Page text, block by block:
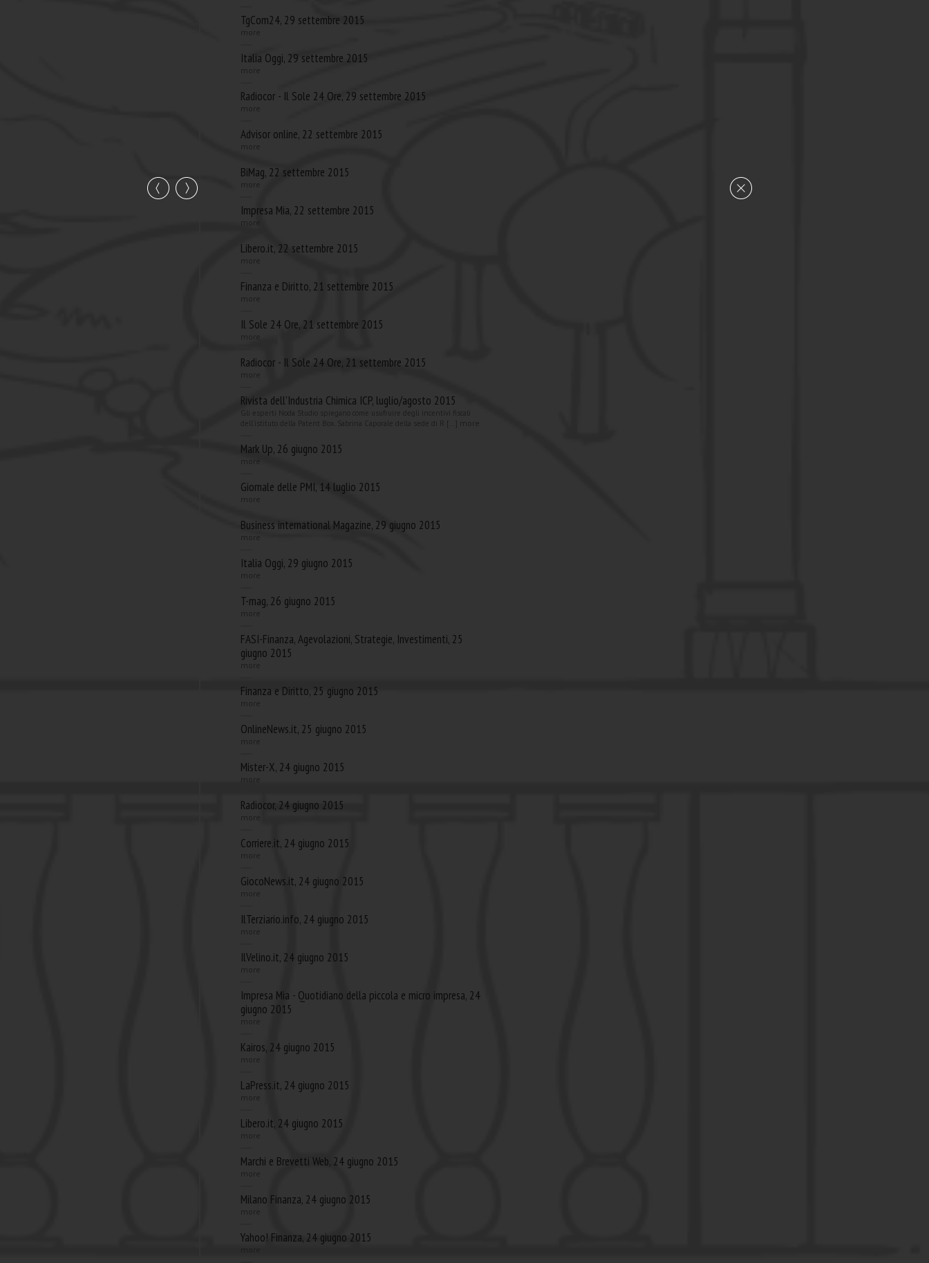
TgCom24, 29 settembre 2015
more
Italia Oggi, 29 settembre 2015
more
Radiocor - Il Sole 24 Ore, 29 settembre 2015
more
Advisor online, 22 settembre 2015
more
BiMag, 22 settembre 2015
more
Impresa Mia, 22 settembre 2015
more
Libero.it, 22 settembre 2015
more
Finanza e Diritto, 21 settembre 2015
more
Il Sole 24 Ore, 21 settembre 2015
more
Radiocor - Il Sole 24 Ore, 21 settembre 2015
more
Rivista dell’Industria Chimica ICP, luglio/agosto 2015
Gli esperti Noda Studio spiegano come usufruire degli incentivi fiscali
dell'istituto della Patent Box. Sabrina Caporale della sede di R [...] more
Mark Up, 26 giugno 2015
more
Giornale delle PMI, 14 luglio 2015
more
Business international Magazine, 29 giugno 2015
more
Italia Oggi, 29 giugno 2015
more
T-mag, 26 giugno 2015
more
FASI-Finanza, Agevolazioni, Strategie, Investimenti, 25
giugno 2015
more
Finanza e Diritto, 25 giugno 2015
more
OnlineNews.it, 25 giugno 2015
more
Mister-X, 24 giugno 2015
more
Radiocor, 24 giugno 2015
more
Corriere.it, 24 giugno 2015
more
GiocoNews.it, 24 giugno 2015
more
IlTerziario.info, 24 giugno 2015
more
IlVelino.it, 24 giugno 2015
more
Impresa Mia - Quotidiano della piccola e micro impresa, 24
giugno 2015
more
Kairos, 24 giugno 2015
more
LaPress.it, 24 giugno 2015
more
Libero.it, 24 giugno 2015
more
Marchi e Brevetti Web, 24 giugno 2015
more
Milano Finanza, 24 giugno 2015
more
Yahoo! Finanza, 24 giugno 2015